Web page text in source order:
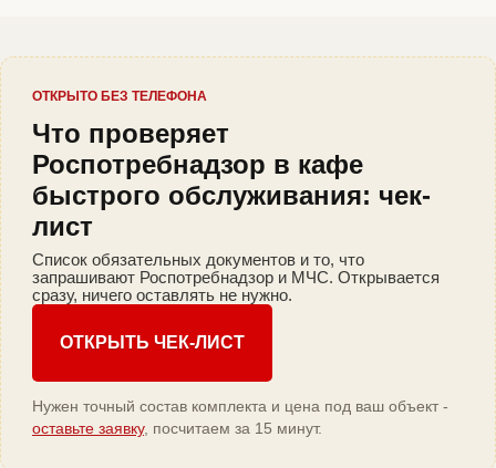
ОТКРЫТО БЕЗ ТЕЛЕФОНА
Что проверяет
Роспотребнадзор в кафе
быстрого обслуживания: чек-
лист
Список обязательных документов и то, что
запрашивают Роспотребнадзор и МЧС. Открывается
сразу, ничего оставлять не нужно.
ОТКРЫТЬ ЧЕК-ЛИСТ
Нужен точный состав комплекта и цена под ваш объект -
оставьте заявку, посчитаем за 15 минут.